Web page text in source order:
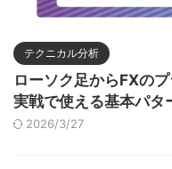
テクニカル分析
ローソク足からFXの
実戦で使える基本パタ
2026/3/27